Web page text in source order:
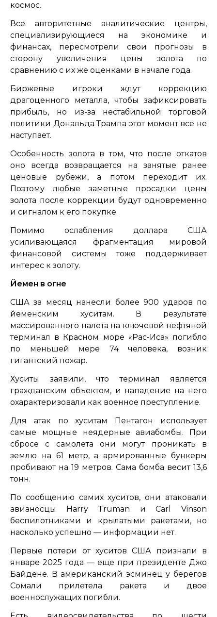
космос.
Все авторитетные аналитические центры,
специализирующиеся на экономике и
финансах, пересмотрели свои прогнозы в
сторону увеличения цены золота по
сравнению с их же оценками в начале года.
Биржевые игроки ждут коррекцию
драгоценного металла, чтобы зафиксировать
прибыль, но из-за нестабильной торговой
политики Дональда Трампа этот момент все не
наступает.
Особенность золота в том, что после откатов
оно всегда возвращается на занятые ранее
ценовые рубежи, а потом переходит их.
Поэтому любые заметные просадки цены
золота после коррекции будут одновременно
и сигналом к его покупке.
Помимо ослабления доллара США
усиливающаяся фрагментация мировой
финансовой системы тоже поддерживает
интерес к золоту.
Йемен в огне
США за месяц нанесли более 900 ударов по
йеменским хуситам. В результате
массированного налета на ключевой нефтяной
терминал в Красном море «Рас-Иса» погибло
по меньшей мере 74 человека, возник
гигантский пожар.
Хуситы заявили, что терминал является
гражданским объектом, и нападение на него
охарактеризовали как военное преступление.
Для атак по хуситам Пентагон использует
самые мощные неядерные авиабомбы. При
сбросе с самолета они могут проникать в
землю на 61 метр, а армированные бункеры
пробивают на 19 метров. Сама бомба весит 13,6
тонн.
По сообщению самих хуситов, они атаковали
авианосцы Harry Truman и Carl Vinson
беспилотниками и крылатыми ракетами, но
насколько успешно — информации нет.
Первые потери от хуситов США признали в
январе 2025 года — еще при президенте Джо
Байдене. В американский эсминец у берегов
Сомали прилетела ракета и двое
военнослужащих погибли.